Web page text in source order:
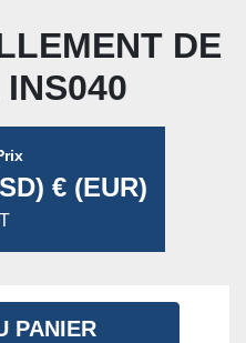
DE
€ (EUR)
PANIER